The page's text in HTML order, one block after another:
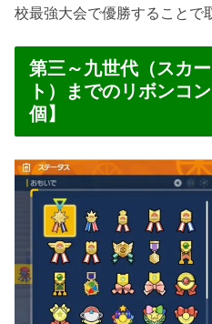
校最強大会で優勝することで
第三～九世代（スカ
ト）までのリボンコ
個】